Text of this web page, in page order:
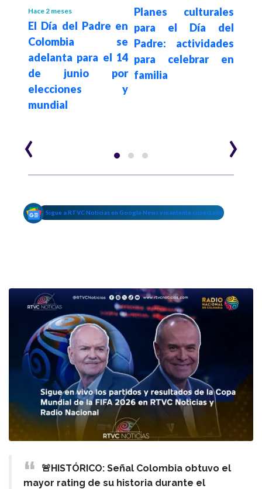
Hace 2 meses
El Día del Padre en
Colombia se
adelanta para el 14
de junio por
elecciones y
mundial
Planes culturales
para el Día del
Padre: actividades
para celebrar en
familia
‹ ›
Sigue a RTVC Noticias en Google News y mantente conectado
🚨HISTÓRICO: Señal Colombia obtuvo el
mayor rating de su historia durante el